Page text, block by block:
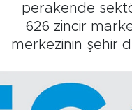
perakende
626 zincir
merkezinin şehir